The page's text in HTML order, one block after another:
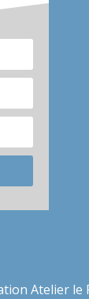
Atelier le